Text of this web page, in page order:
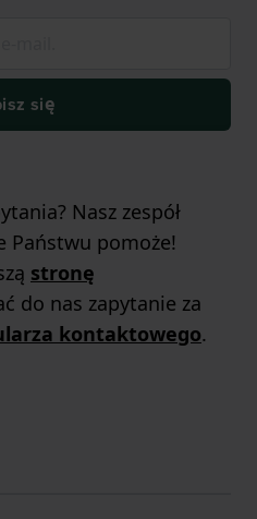
się
Nasz zespół
Państwu pomoże!
stronę
do nas zapytanie za
kontaktowego.